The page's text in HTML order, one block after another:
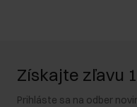
Získajte zľavu
Prihláste sa na odber